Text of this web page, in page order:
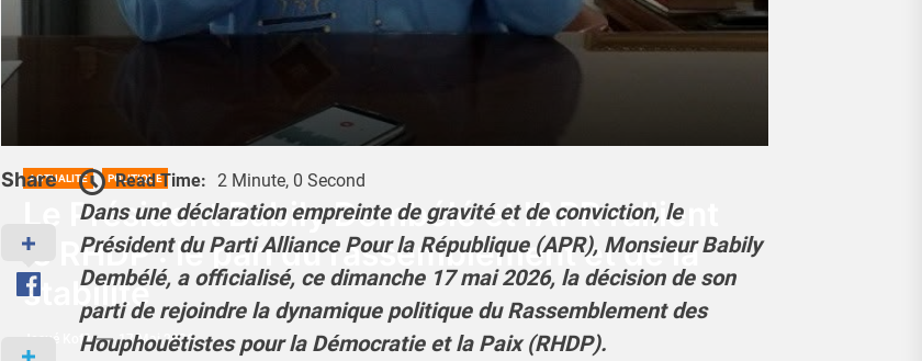
ACTUALITÉ POLITIQUE
Le Président Babily Dembélé et l’APR rallient
le RHDP : le pari du rassemblement et de la
stabilité
Josué Koffi 17 Mai 2026
Share Read Time: 2 Minute, 0 Second
Dans une déclaration empreinte de gravité et de conviction, le
Président du Parti Alliance Pour la République (APR), Monsieur Babily
Dembélé, a officialisé, ce dimanche 17 mai 2026, la décision de son
parti de rejoindre la dynamique politique du Rassemblement des
Houphouëtistes pour la Démocratie et la Paix (RHDP).